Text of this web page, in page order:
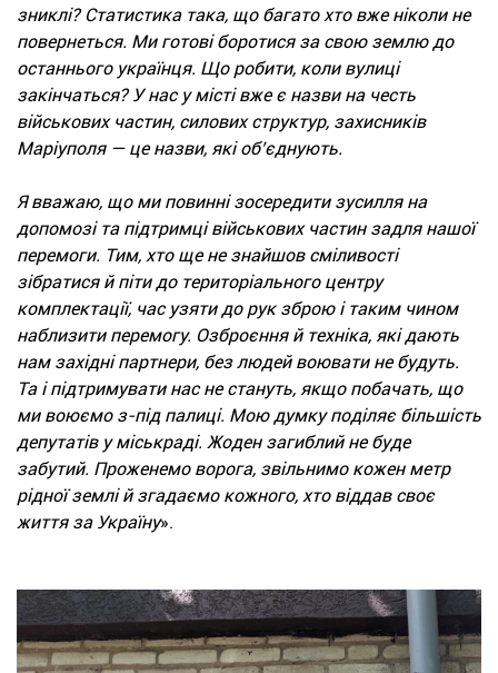
зниклі? Статистика така, що багато хто вже ніколи не
повернеться. Ми готові боротися за свою землю до
останнього українця. Що робити, коли вулиці
закінчаться? У нас у місті вже є назви на честь
військових частин, силових структур, захисників
Маріуполя — це назви, які об’єднують.
Я вважаю, що ми повинні зосередити зусилля на
допомозі та підтримці військових частин задля нашої
перемоги. Тим, хто ще не знайшов сміливості
зібратися й піти до територіального центру
комплектації, час узяти до рук зброю і таким чином
наблизити перемогу. Озброєння й техніка, які дають
нам західні партнери, без людей воювати не будуть.
Та і підтримувати нас не стануть, якщо побачать, що
ми воюємо з-під палиці. Мою думку поділяє більшість
депутатів у міськраді. Жоден загиблий не буде
забутий. Проженемо ворога, звільнимо кожен метр
рідної землі й згадаємо кожного, хто віддав своє
життя за Україну».